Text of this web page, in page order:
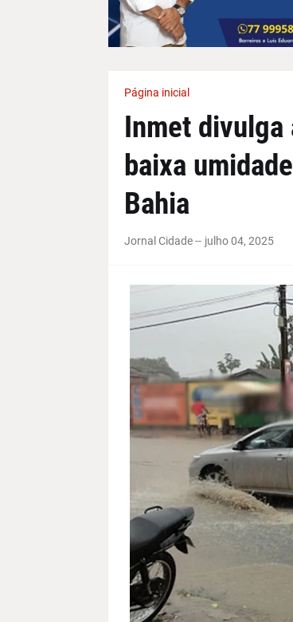
Página inicial
Inmet divulga
baixa
Bahia
Jornal Cidade -- julho 04, 2025